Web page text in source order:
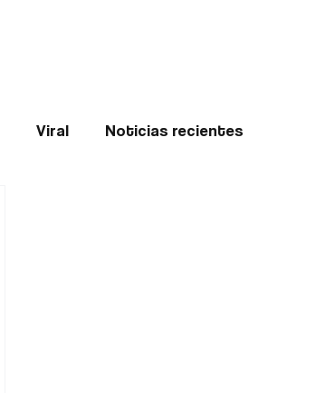
Viral Noticias recientes